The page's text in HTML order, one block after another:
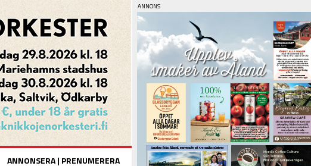
ANNONSERA| PRENUMERERA